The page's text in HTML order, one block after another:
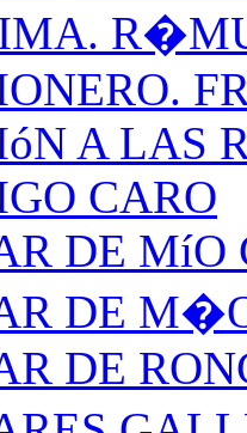
A LAS
CARO
DE MíO
DE
DE